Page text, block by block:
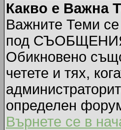
Какво е Важна
Важните Теми
под
Обикновено
четете и тях,
определен
Върнете се в